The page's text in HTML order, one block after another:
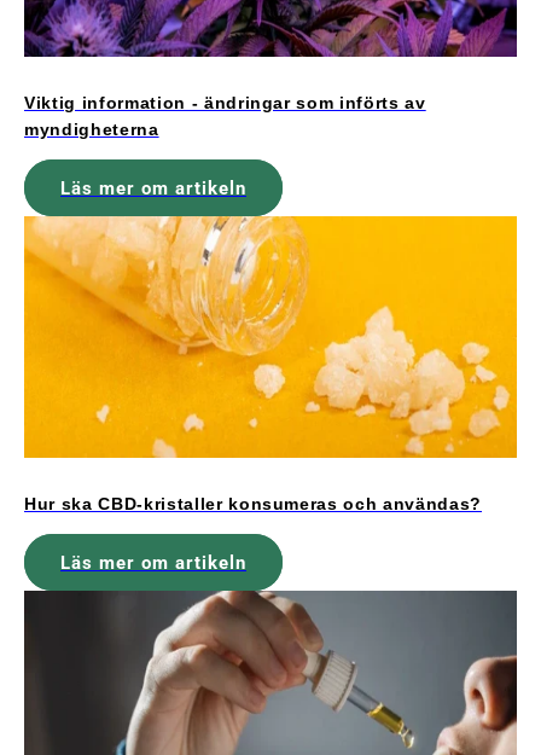
Viktig information - ändringar som införts av
myndigheterna
Läs mer om artikeln
Hur ska CBD-kristaller konsumeras och användas?
Läs mer om artikeln